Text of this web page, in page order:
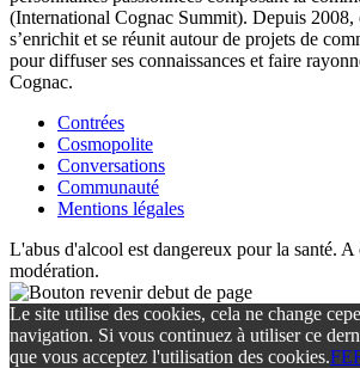
(International Cognac Summit). Depuis 2008,
s’enrichit et se réunit autour de projets de
pour diffuser ses connaissances et faire
Cognac.
Contrées
Cosmopolite
Conversations
Communauté
Mentions légales
L'abus d'alcool est dangereux pour la santé. A
modération.
Le site utilise des cookies, cela ne change
navigation. Si vous continuez à utiliser ce
que vous acceptez l'utilisation des cookies.